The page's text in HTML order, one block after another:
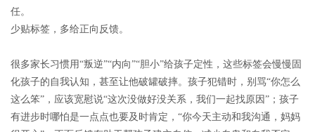
任。
少贴标签，多给正向反馈。
很多家长习惯用“叛逆”“内向”“胆小”给孩子定性，这些标签会慢慢固
化孩子的自我认知，甚至让他破罐破摔。孩子犯错时，别骂“你怎么
这么笨”，应该宽慰说“这次没做好没关系，我们一起找原因”；孩子
有进步时哪怕是一点点也要及时肯定，“你今天主动和我沟通，妈妈